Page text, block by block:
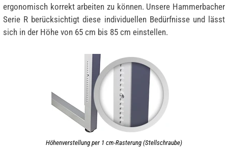
ergonomisch korrekt arbeiten zu können. Unsere Hammerbacher
Serie R berücksichtigt diese individuellen Bedürfnisse und lässt
sich in der Höhe von 65 cm bis 85 cm einstellen.
Höhenverstellung per 1 cm-Rasterung (Stellschraube)